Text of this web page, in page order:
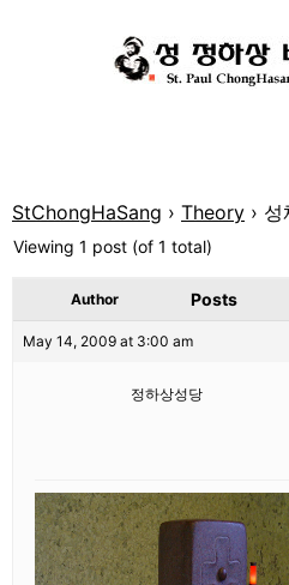
StChongHaSang › Theory › 성
Viewing 1 post (of 1 total)
Author Posts
May 14, 2009 at 3:00 am
정하상성당